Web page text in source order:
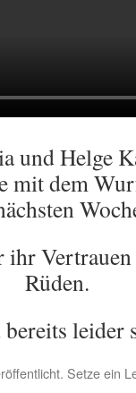
und Helge
mit dem
Rüden.
leider
Setze ein